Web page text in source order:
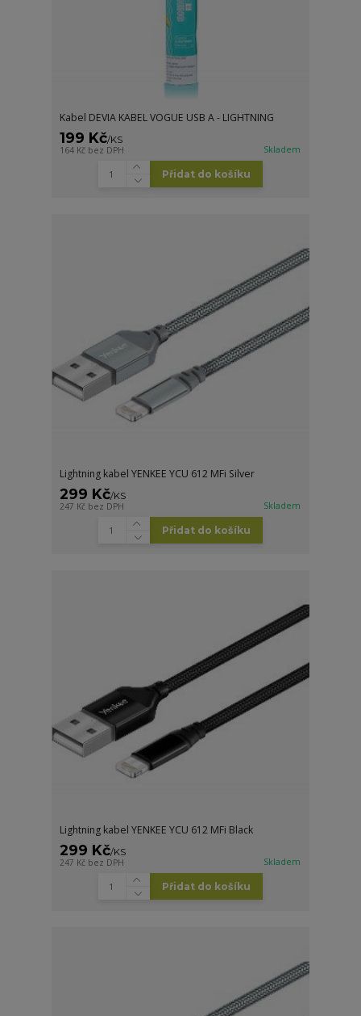
Kabel DEVIA KABEL VOGUE USB A - LIGHTNING
199 Kč/KS
164 Kč bez DPH Skladem
Přidat do košíku
Lightning kabel YENKEE YCU 612 MFi Silver
299 Kč/KS
247 Kč bez DPH Skladem
Přidat do košíku
Lightning kabel YENKEE YCU 612 MFi Black
299 Kč/KS
247 Kč bez DPH Skladem
Přidat do košíku